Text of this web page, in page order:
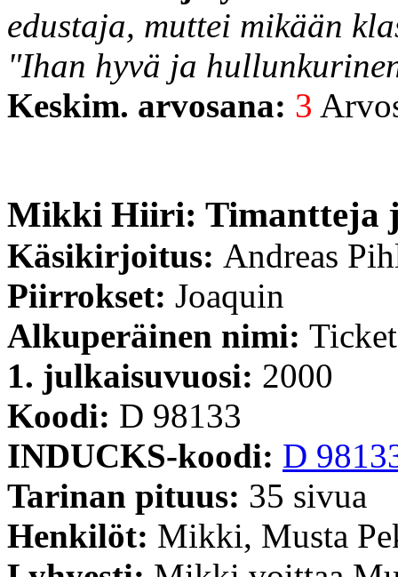
edustaja, muttei mikään
"Ihan hyvä ja
Keskim. arvosana: 3
Mikki Hiiri: Timantteja
Käsikirjoitus: Andreas
Piirrokset: Joaquin
Alkuperäinen nimi:
1. julkaisuvuosi: 2000
Koodi: D 98133
INDUCKS-koodi: D
Tarinan pituus: 35 sivua
Henkilöt: Mikki, Musta